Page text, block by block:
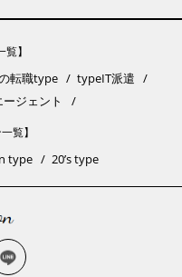
覧】
転職type
typeIT派遣
ジェント
覧】
type 20’s type